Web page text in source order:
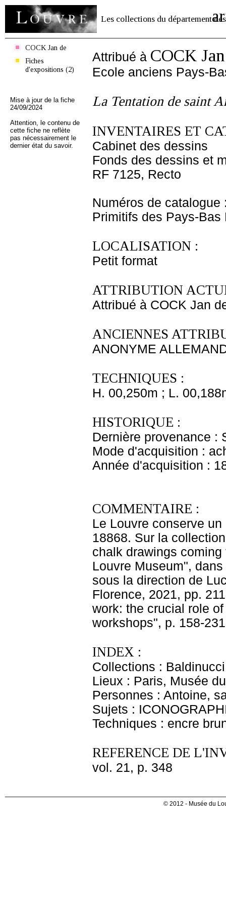
Les collections du département des
COCK Jan de
Fiches
d'expositions (2)
Mise à jour de la fiche
24/09/2024
Attention, le contenu de
cette fiche ne reflète
pas nécessairement le
dernier état du savoir.
Attribué à COCK
Ecole anciens Pays-
La Tentation de saint
INVENTAIRES ET
Cabinet des dessins
Fonds des dessins et
RF 7125, Recto
Numéros de catalogue
Primitifs des Pays-Bas
LOCALISATION :
Petit format
ATTRIBUTION
Attribué à COCK Jan
ANCIENNES
ANONYME
TECHNIQUES :
H. 00,250m ; L.
HISTORIQUE :
Dernière provenance :
Mode d'acquisition :
Année d'acquisition :
COMMENTAIRE :
Le Louvre conserve
18868. Sur la
chalk drawings
Louvre Museum",
sous la direction de
Florence, 2021, pp.
work: the crucial role
workshops", p. 158-
INDEX :
Collections :
Lieux : Paris, Musée
Personnes : Antoine,
Sujets :
Techniques : encre
REFERENCE DE
vol. 21, p. 348
© 2012 - Musée du